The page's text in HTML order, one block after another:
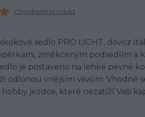
Ohodnotit produkt
sedlo PRO LIGHT, dovoz
změkčeným podsedlím a
je postaveno na lehké pevné
odlonou vnějším vlivům. Vhodné
jezdce, které nezatíží Vaši